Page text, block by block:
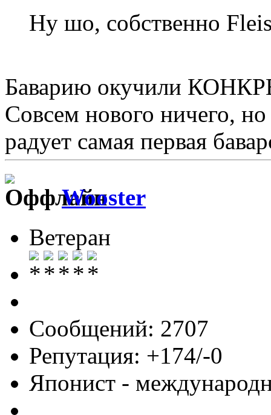
Ну шо, собственно
Баварию окучили
Совсем нового ничего,
радует самая первая
Wooster
Ветеран
Сообщений: 2707
Репутация: +174/-0
Японист -